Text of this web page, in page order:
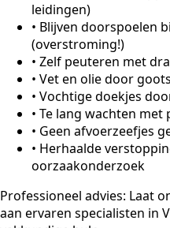
leidingen)
• Blijven doorspoelen
(overstroming!)
• Zelf peuteren met
• Vet en olie door
• Vochtige doekjes
• Te lang wachten met
• Geen afvoerzeefjes
• Herhaalde
oorzaakonderzoek
Professioneel advies: Laat
aan ervaren specialisten in